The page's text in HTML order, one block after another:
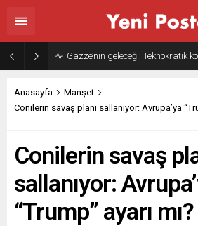
Gazze’nin geleceği: Teknokratik
Anasayfa
Manşet
Conilerin savaş planı sallanıyor: Avrupa’ya
Conilerin savaş
sallanıyor:
“Trump” ayarı mı?